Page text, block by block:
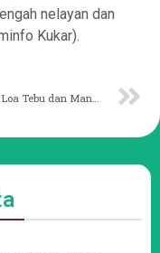
nelayan dan
Kukar).